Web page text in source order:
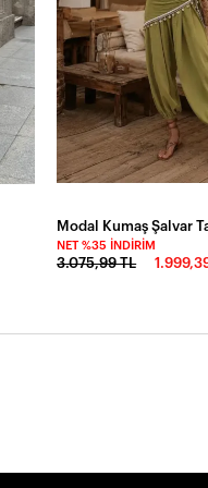
Modal Kumaş Şalvar
NET %35 İNDIRIM
3.075,99 TL